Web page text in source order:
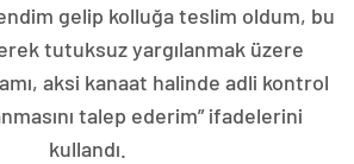
gelip kolluğa teslim oldum, bu
tutuksuz yargılanmak üzere
aksi kanaat halinde adli kontrol
talep ederim” ifadelerini
kullandı.